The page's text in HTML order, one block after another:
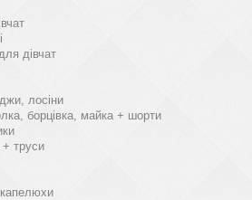
дівчат
лосіни
борцівка, майка + шорти
труси